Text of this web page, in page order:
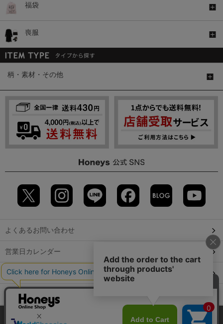
福袋
喪服
柄・素材・その他
よくあるお問い合わせ
営業日カレンダー
店舗検索
GLOBAL GUIDE（海外からご利用のお客様）
当サイトでは、サイトの利便性向上のため、クッキー(Cookie)を使